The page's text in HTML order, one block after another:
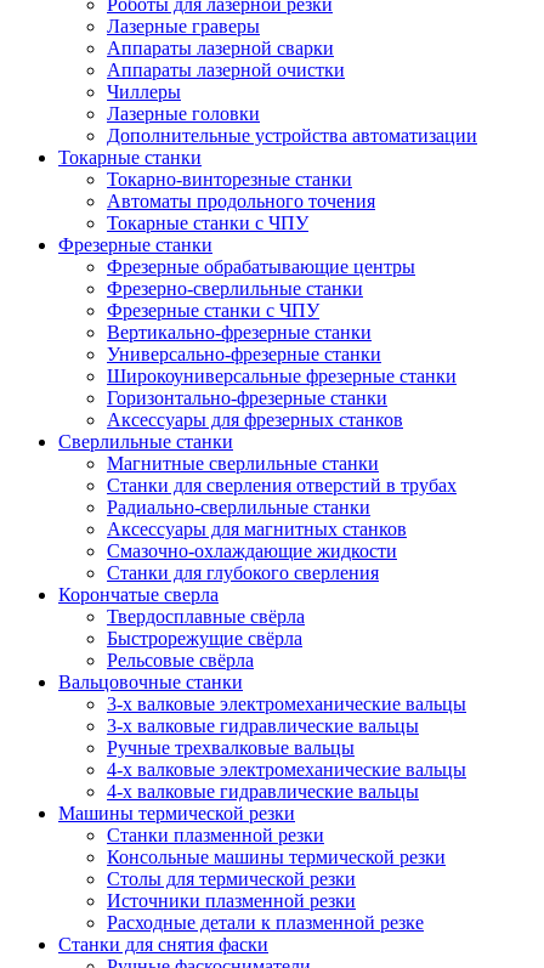
Лазерные граверы
Аппараты лазерной сварки
Аппараты лазерной очистки
Чиллеры
Лазерные головки
Дополнительные устройства автоматизации
Токарные станки
Токарно-винторезные станки
Автоматы продольного точения
Токарные станки с ЧПУ
Фрезерные станки
Фрезерные обрабатывающие центры
Фрезерно-сверлильные станки
Фрезерные станки с ЧПУ
Вертикально-фрезерные станки
Универсально-фрезерные станки
Широкоуниверсальные фрезерные станки
Горизонтально-фрезерные станки
Аксессуары для фрезерных станков
Сверлильные станки
Магнитные сверлильные станки
Станки для сверления отверстий в трубах
Радиально-сверлильные станки
Аксессуары для магнитных станков
Смазочно-охлаждающие жидкости
Станки для глубокого сверления
Корончатые сверла
Твердосплавные свёрла
Быстрорежущие свёрла
Рельсовые свёрла
Вальцовочные станки
3-х валковые электромеханические вальцы
3-х валковые гидравлические вальцы
Ручные трехвалковые вальцы
4-х валковые электромеханические вальцы
4-х валковые гидравлические вальцы
Машины термической резки
Станки плазменной резки
Консольные машины термической резки
Столы для термической резки
Источники плазменной резки
Расходные детали к плазменной резке
Станки для снятия фаски